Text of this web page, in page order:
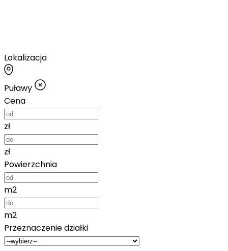
Lokalizacja
Puławy
Cena
zł
zł
Powierzchnia
m2
m2
Przeznaczenie działki